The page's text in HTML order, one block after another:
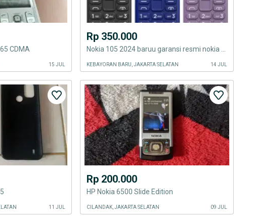
CDMA
15 JUL
Rp 350.000
KEBAYORAN BARU, JAKARTA SELATAN 14 JUL
11 JUL
Rp 200.000
HP Nokia 6500 Slide Edition
CILANDAK, JAKARTA SELATAN 09 JUL